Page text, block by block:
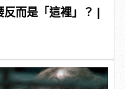
而是「這裡」？ |